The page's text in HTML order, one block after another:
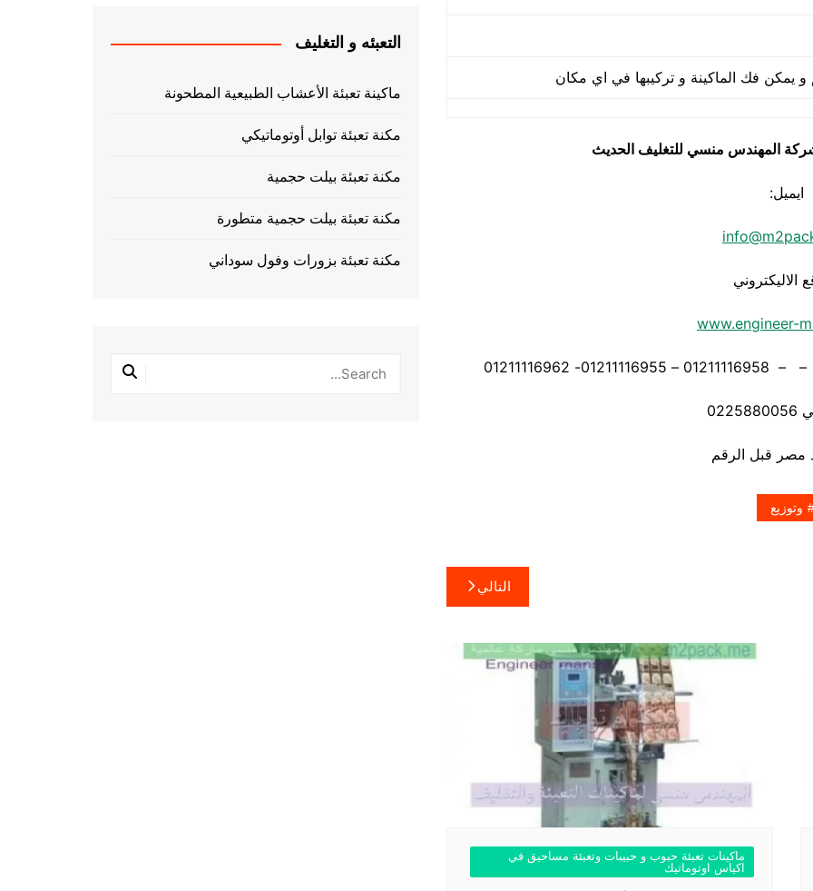
شركة المهندس منسي للتغليف الحديث
ايميل:
الاليكتروني
www.engineer-
وتوزيع
التالي
ماكينات تعبئة حبوب و حبيبات وتعبئة مساحيق في
اكياس اوتوماتيك
التعبئه و التغليف
ماكينة تعبئة الأعشاب الطبيعية المطحونة
مكنة تعبئة توابل أوتوماتيكي
مكنة تعبئة بيلت حجمية
مكنة تعبئة بيلت حجمية متطورة
مكنة تعبئة بزورات وفول سوداني